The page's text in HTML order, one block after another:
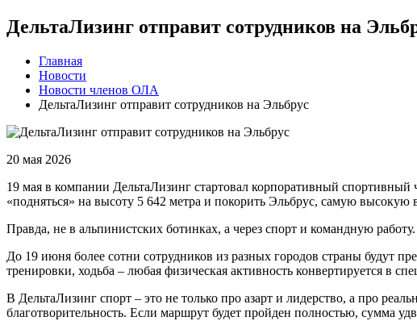
ДельтаЛизинг отправит сотрудников на
Главная
Новости
Новости членов ОЛА
ДельтаЛизинг отправит сотрудников на Эльбрус
20 мая 2026
19 мая в компании ДельтаЛизинг стартовал корпоративный
«подняться» на высоту 5 642 метра и покорить Эльбрус, самую
Правда, не в альпинистских ботинках, а через спорт и командную работу.
До 19 июня более сотни сотрудников из разных городов страны будут
тренировки, ходьба – любая физическая активность конвертируется в
В ДельтаЛизинг спорт – это не только про азарт и лидерство, а про
благотворительность. Если маршрут будет пройден полностью, сумма